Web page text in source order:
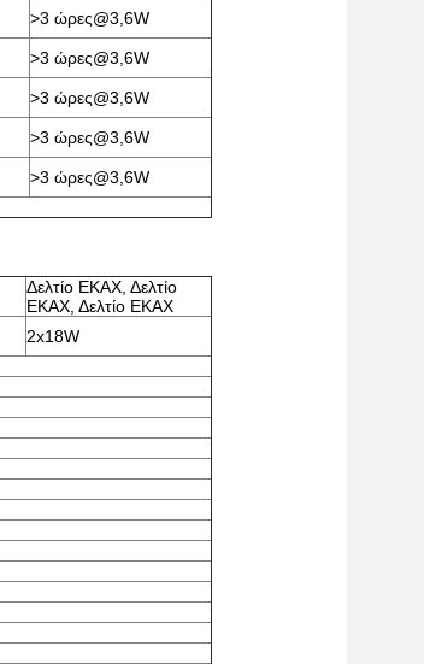
>3 ώρες@3,6W
>3 ώρες@3,6W
>3 ώρες@3,6W
>3 ώρες@3,6W
>3 ώρες@3,6W
Δελτίο ΕΚΑΧ, Δελτίο
ΕΚΑΧ, Δελτίο ΕΚΑΧ
2x18W